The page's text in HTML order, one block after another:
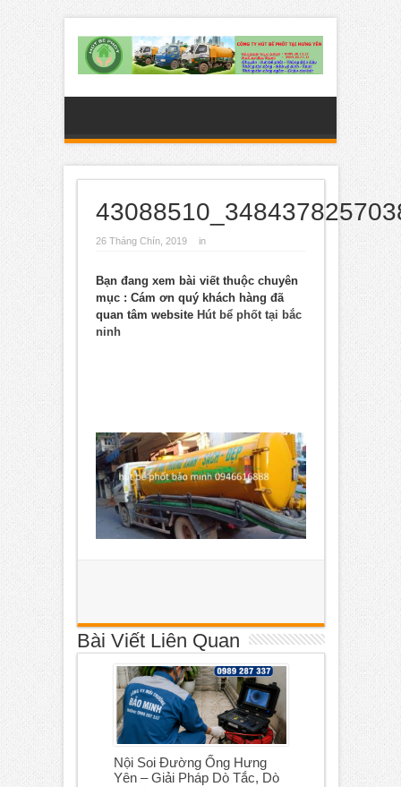
26 Tháng Chín, 2019 in
Bạn đang xem bài viết thuộc chuyên
mục : Cám ơn quý khách hàng đã
quan tâm website Hút bể phốt tại bắc
ninh
Bài Viết Liên Quan
Nội Soi Đường Ống Hưng
Yên – Giải Pháp Dò Tắc, Dò